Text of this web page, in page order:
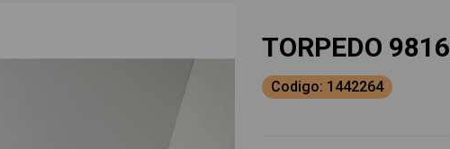
TORPEDO
Codigo: 1442264